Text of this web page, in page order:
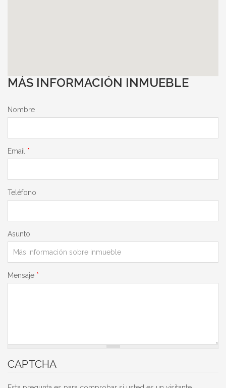
MÁS INFORMACIÓN INMUEBLE
Nombre
Email *
Teléfono
Asunto
Mensaje *
CAPTCHA